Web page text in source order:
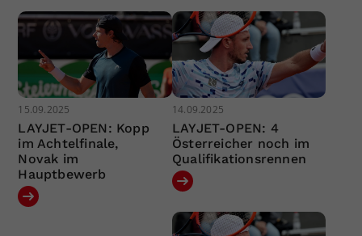
15.09.2025
LAYJET-OPEN: Kopp
im Achtelfinale,
Novak im
Hauptbewerb
14.09.2025
LAYJET-OPEN: 4
Österreicher noch im
Qualifikationsrennen